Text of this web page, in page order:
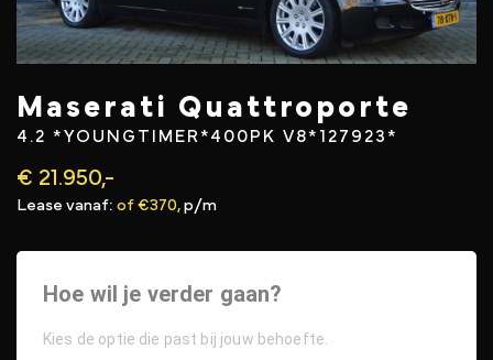
Maserati Quattroporte
4.2 *YOUNGTIMER*400PK V8*127923*
€ 21.950,-
Lease vanaf: of €370, p/m